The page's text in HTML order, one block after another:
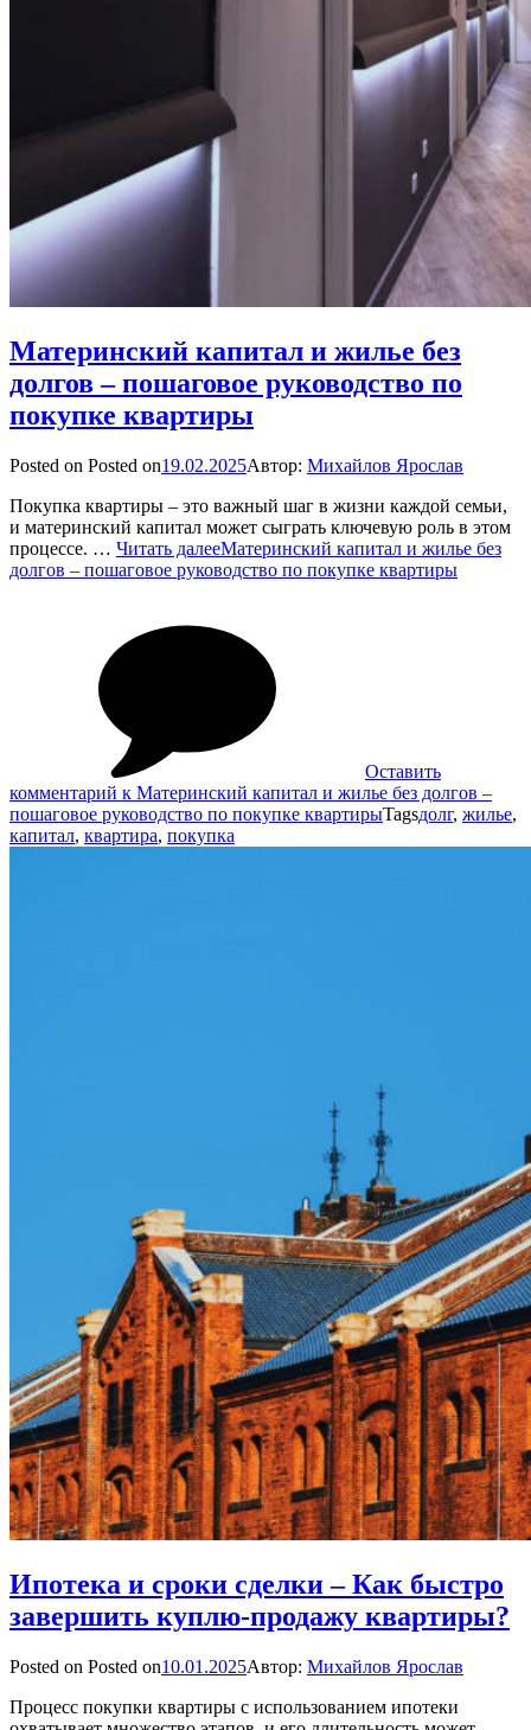
Материнский капитал и жилье без
долгов – пошаговое руководство по
покупке квартиры
Posted on Posted on19.02.2025Автор: Михайлов Ярослав
Покупка квартиры – это важный шаг в жизни каждой семьи,
и материнский капитал может сыграть ключевую роль в этом
процессе. … Читать далееМатеринский капитал и жилье без
долгов – пошаговое руководство по покупке квартиры
Оставить
комментарий к Материнский капитал и жилье без долгов –
пошаговое руководство по покупке квартирыTagsдолг, жилье,
капитал, квартира, покупка
Ипотека и сроки сделки – Как быстро
завершить куплю-продажу квартиры?
Posted on Posted on10.01.2025Автор: Михайлов Ярослав
Процесс покупки квартиры с использованием ипотеки